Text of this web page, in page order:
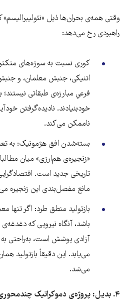
وقتی همه‌ی بحران‌ها ذیل
راهبردی رخ می‌دهد:
کوری نسبت به سوژه‌های
اتنیکی، جنبش معلمان، و
فرعیِ مبارزه‌ی طبقاتی
خودبنیادند. نادیده‌گرفتن
ناممکن می‌کند.
بسته‌شدن افق هژمونیک: به
«زنجیره‌ی هم‌ارزی» میان
تاریخی جدید است.
مانع مفصل‌بندی این زنجیره
بازتولید منطق طرد: اگر تنها
باشد، آنگاه نیرویی که
آزادی پوشش است، به‌راحتی به
می‌یابد. این دقیقاً بازتولید
می‌شد.
۴. بدیل: پروژه‌ی دموکراتیک